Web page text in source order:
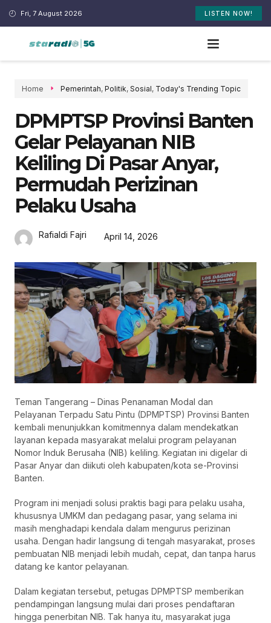
Fri, 7 August 2026 LISTEN NOW!
Home Pemerintah, Politik, Sosial, Today's Trending Topic
DPMPTSP Provinsi Banten
Gelar Pelayanan NIB
Keliling Di Pasar Anyar,
Permudah Perizinan
Pelaku Usaha
Rafialdi Fajri April 14, 2026
Teman Tangerang – Dinas Penanaman Modal dan
Pelayanan Terpadu Satu Pintu (DPMPTSP) Provinsi Banten
kembali menunjukkan komitmennya dalam mendekatkan
layanan kepada masyarakat melalui program pelayanan
Nomor Induk Berusaha (NIB) keliling. Kegiatan ini digelar di
Pasar Anyar dan diikuti oleh kabupaten/kota se-Provinsi
Banten.
Program ini menjadi solusi praktis bagi para pelaku usaha,
khususnya UMKM dan pedagang pasar, yang selama ini
masih menghadapi kendala dalam mengurus perizinan
usaha. Dengan hadir langsung di tengah masyarakat, proses
pembuatan NIB menjadi lebih mudah, cepat, dan tanpa harus
datang ke kantor pelayanan.
Dalam kegiatan tersebut, petugas DPMPTSP memberikan
pendampingan langsung mulai dari proses pendaftaran
hingga penerbitan NIB. Tak hanya itu, masyarakat juga